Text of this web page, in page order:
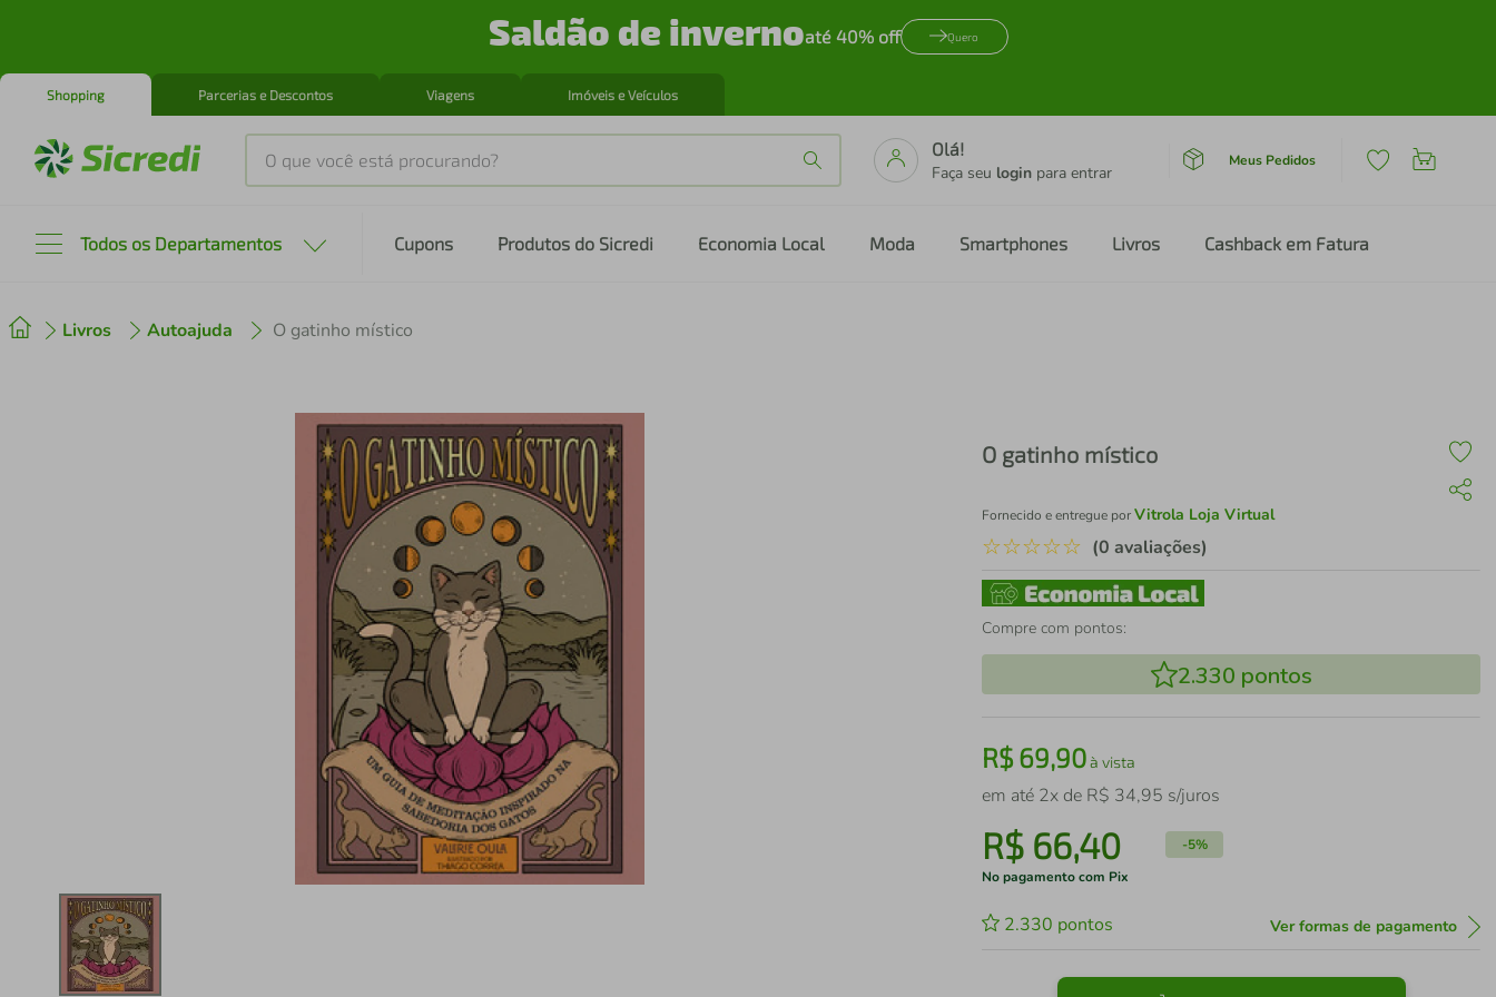
Saldão de invernoaté 40% off Quero
Shopping Parcerias e Descontos Viagens Imóveis e Veículos
O que você está procurando?
Olá!
Faça seu login para entrar
Meus Pedidos
Todos os Departamentos Cupons Produtos do Sicredi Economia Local Moda Smartphones Livros Cashback em Fatura
Livros Autoajuda O gatinho místico
O gatinho místico
Fornecido e entregue porVitrola Loja Virtual
☆☆☆☆☆ (0 avaliações)
Compre com pontos:
2.330 pontos
R$69,90à vista
em até 2x de R$ 34,95 s/juros
R$ 66,40 -5%
No pagamento com Pix
2.330 pontos Ver formas de pagamento
2º cafeteira
air fryer